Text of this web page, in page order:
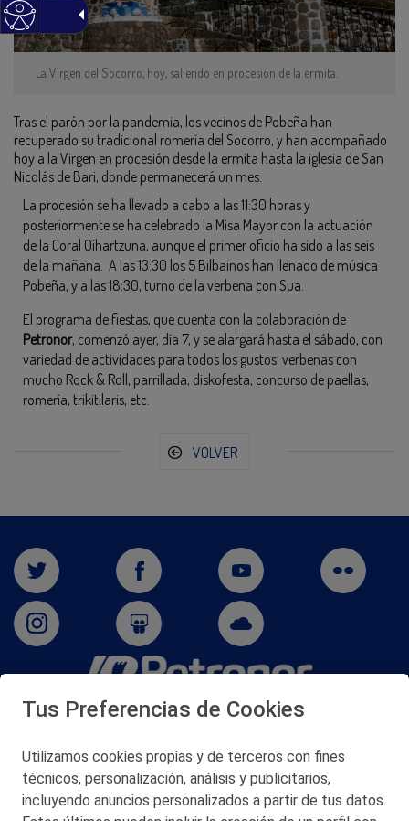
La Virgen del Socorro, hoy, saliendo en procesión de la ermita.
Tras el parón por la pandemia, los vecinos de Pobeña han
recuperado su tradicional romería del Socorro, y han acompañado
hoy a la Virgen en procesión desde la ermita hasta la iglesia de San
Nicolás de Bari, donde permanecerá un mes.
La procesión se ha llevado a cabo a las 11:30 horas y
posteriormente se ha celebrado la Misa Mayor con la actuación
de la Coral Oihartzuna, aunque el primer oficio ha sido a las seis
de la mañana. A las 13:30 los 5 Bilbaínos han llenado de música
Pobeña, y a las 18:30, turno de la verbena con Sua.
El programa de fiestas, que cuenta con la colaboración de
Petronor, comenzó ayer, día 7, y se alargará hasta el sábado, con
variedad de actividades para todos los gustos: verbenas con
mucho Rock & Roll, parrillada, diskofesta, concurso de paellas,
romería, trikitilaris, etc.
VOLVER
San Martín 5-Edificio Muñatones,
© 2026 Petronor S.A.
Tus Preferencias de Cookies
Utilizamos cookies propias y de terceros con fines
técnicos, personalización, análisis y publicitarios,
incluyendo anuncios personalizados a partir de tus datos.